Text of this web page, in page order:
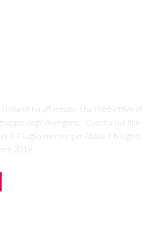
Holland ha affermato che l’obbiettivo di
degli Avengers. L’uscita del film
il 7 luglio mentre per l’Italia il 6 luglio.
il 2019.